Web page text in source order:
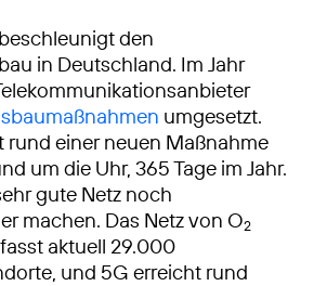
den
in Deutschland. Im Jahr
umgesetzt.
rund einer neuen Maßnahme
um die Uhr, 365 Tage im Jahr.
gute Netz noch
machen. Das Netz von O2
aktuell 29.000
und 5G erreicht rund